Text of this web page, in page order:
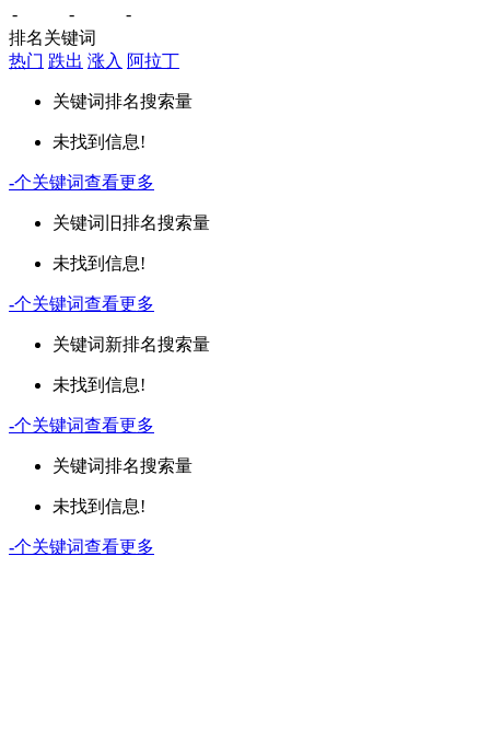
-
-
-
排名关键词
热门 跌出 涨入 阿拉丁
关键词排名搜索量
未找到信息!
-个关键词查看更多
关键词 旧排名搜索量
未找到信息!
-个关键词查看更多
关键词新排名搜索量
未找到信息!
-个关键词查看更多
关键词排名搜索量
未找到信息!
-个关键词查看更多